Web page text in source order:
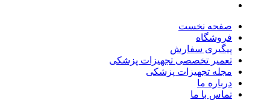
صفحه نخست
فروشگاه
پیگیری سفارش
تعمیر تخصصی تجهیزات پزشکی
مجله تجهیزات پزشکی
درباره ما
تماس با ما